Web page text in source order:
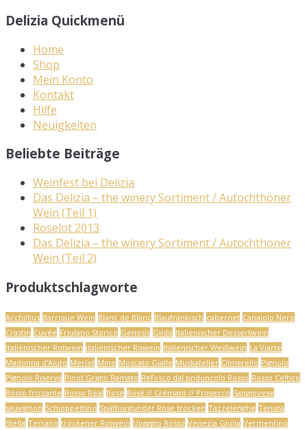
Delizia Quickmenü
Home
Shop
Mein Konto
Kontakt
Hilfe
Neuigkeiten
Beliebte Beiträge
Weinfest bei Delizia
Das Delizia – the winery Sortiment / Autochthoner
Wein (Teil 1)
Roselot 2013
Das Delizia – the winery Sortiment / Autochthoner
Wein (Teil 2)
Produktschlagworte
Acchillius Barrique Wein Blanc de Blanc Blaufränkisch cabernet Canaiolo Nero
Crastin Cuvée Friulano Storico Genesis Gildo Italienischer Dessertwein
Italienischer Rotwein italienischer Rowein Italienischer Weißwein La Viarte
Madonna d'Aiuto Merlot Mino Moscato Giallo Muskateller Olmarello Pignolo
Pignolo Riserva Pinot Grigio Ramato Refosco dal pnduncolo Rosso Rosso Celtico
Rosso frizzante Rosso Real Rosé Rosé // Crémant // Prosecco Sangiovese
sauvignon Schioppettino Spätburgunder Rose trocken Tazzelenghe Tenuta
Stella Terrano trockener Rotwein Uvaggio Rosso Venezia Giulia Vermentino